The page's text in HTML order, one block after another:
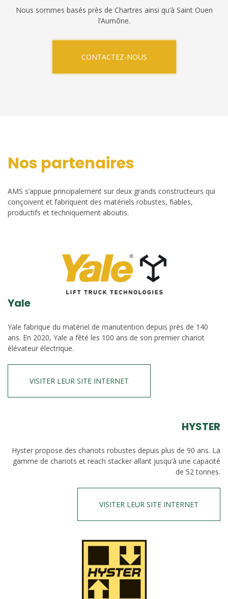
Nous sommes basés près de Chartres ainsi qu’à Saint Ouen
l’Aumône.
CONTACTEZ-NOUS
Nos partenaires
AMS s’appuie principalement sur deux grands constructeurs qui
conçoivent et fabriquent des matériels robustes, fiables,
productifs et techniquement aboutis.
Yale
Yale fabrique du matériel de manutention depuis près de 140
ans. En 2020, Yale a fêté les 100 ans de son premier chariot
élévateur électrique.
VISITER LEUR SITE INTERNET
HYSTER
Hyster propose des chariots robustes depuis plus de 90 ans. La
gamme de chariots et reach stacker allant jusqu’à une capacité
de 52 tonnes.
VISITER LEUR SITE INTERNET